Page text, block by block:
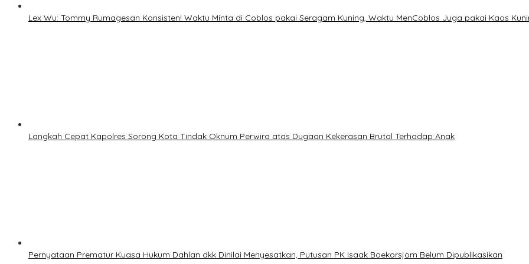
Lex Wu: Tommy Rumagesan Konsisten! Waktu Minta di Coblos pakai Seragam Kuning, Waktu MenCoblos Juga pakai Kaos
Langkah Cepat Kapolres Sorong Kota Tindak Oknum Perwira atas Dugaan Kekerasan Brutal Terhadap Anak
Pernyataan Prematur Kuasa Hukum Dahlan dkk Dinilai Menyesatkan, Putusan PK Isaak Boekorsjom Belum Dipublikasikan